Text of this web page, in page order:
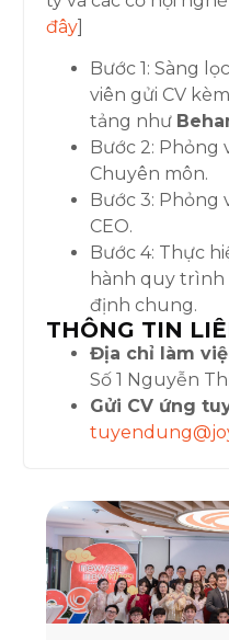
đây]
Bước 1: Sàng
viên gửi CV
tảng như
Bước 2: Phỏng
Chuyên môn.
Bước 3: Phỏng
CEO.
Bước 4: Thực
hành quy
định chung.
THÔNG TIN
Địa chỉ làm
Số 1 Nguyễn
Gửi CV ứng